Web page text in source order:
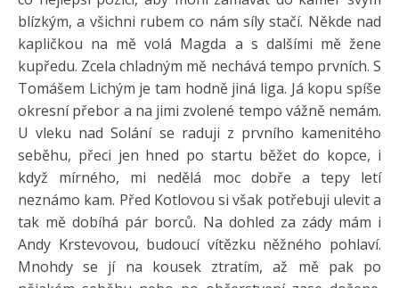
blízkým, a všichni rubem co nám síly stačí. Někde nad
kapličkou na mě volá Magda a s dalšími mě žene
kupředu. Zcela chladným mě nechává tempo prvních. S
Tomášem Lichým je tam hodně jiná liga. Já kopu spíše
okresní přebor a na jimi zvolené tempo vážně nemám.
U vleku nad Solání se raduji z prvního kamenitého
seběhu, přeci jen hned po startu běžet do kopce, i
když mírného, mi nedělá moc dobře a tepy letí
neznámo kam. Před Kotlovou si však potřebuji ulevit a
tak mě dobíhá pár borců. Na dohled za zády mám i
Andy Krstevovou, budoucí vítězku něžného pohlaví.
Mnohdy se jí na kousek ztratím, až mě pak po